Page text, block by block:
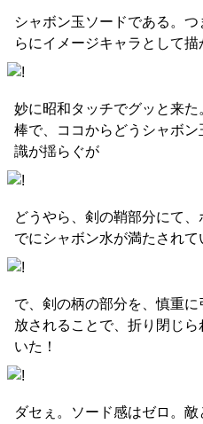
シャボン玉ソードである。
らにイメージキャラとして
妙に昭和タッチでグッと来
棒で、ココからどうシャボ
識が揺らぐが
どうやら、剣の鞘部分にて
でにシャボン水が満たされて
で、剣の柄の部分を、慎重
放されることで、折り閉じ
いた！
ダセぇ。ソード感はゼロ。